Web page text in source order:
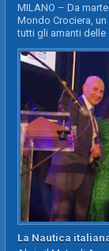
MILANO – Da
Mondo Crociera,
tutti gli amanti delle
La Nautica